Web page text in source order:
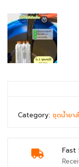
Fast
Category: ชุดน้ำยา